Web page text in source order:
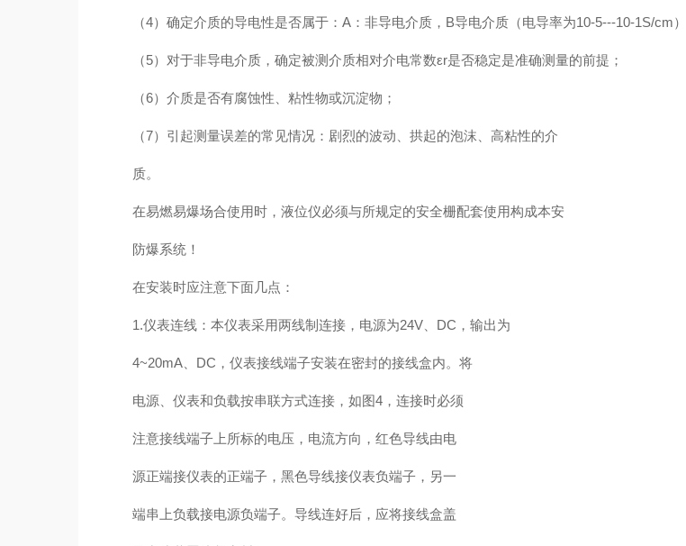
（4）确定介质的导电性是否属于：A：非导电介质，B导电介质（电导率为10-5---10-1S/cm）
（5）对于非导电介质，确定被测介质相对介电常数εr是否稳定是准确测量的前提；
（6）介质是否有腐蚀性、粘性物或沉淀物；
（7）引起测量误差的常见情况：剧烈的波动、拱起的泡沫、高粘性的介
质。
在易燃易爆场合使用时，液位仪必须与所规定的安全栅配套使用构成本安
防爆系统！
在安装时应注意下面几点：
1.仪表连线：本仪表采用两线制连接，电源为24V、DC，输出为
4~20mA、DC，仪表接线端子安装在密封的接线盒内。将
电源、仪表和负载按串联方式连接，如图4，连接时必须
注意接线端子上所标的电压，电流方向，红色导线由电
源正端接仪表的正端子，黑色导线接仪表负端子，另一
端串上负载接电源负端子。导线连好后，应将接线盒盖